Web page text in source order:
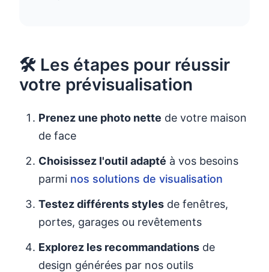
🛠️ Les étapes pour réussir
votre prévisualisation
Prenez une photo nette de votre maison
de face
Choisissez l'outil adapté à vos besoins
parmi nos solutions de visualisation
Testez différents styles de fenêtres,
portes, garages ou revêtements
Explorez les recommandations de
design générées par nos outils